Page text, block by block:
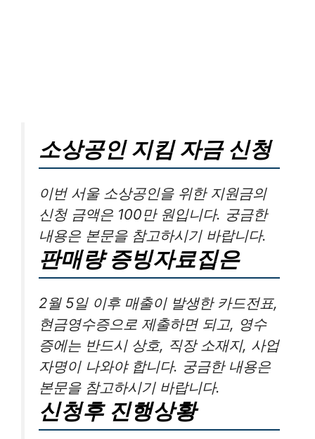
소상공인 지킴 자금 신청
이번 서울 소상공인을 위한 지원금의
신청 금액은 100만 원입니다. 궁금한
내용은 본문을 참고하시기 바랍니다.
판매량 증빙자료집은
2월 5일 이후 매출이 발생한 카드전표,
현금영수증으로 제출하면 되고, 영수
증에는 반드시 상호, 직장 소재지, 사업
자명이 나와야 합니다. 궁금한 내용은
본문을 참고하시기 바랍니다.
신청후 진행상황